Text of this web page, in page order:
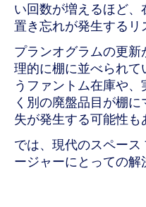
い回数が増えるほど
置き忘れが発生するリ
プランオグラムの更
理的に棚に並べられて
うファントム在庫や
く別の廃盤品目が棚
失が発生する可能性も
では、現代のスペース
ージャーにとっての解